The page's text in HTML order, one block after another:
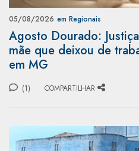
05/08/2026 em Regionais
Agosto Dourado:
mãe que deixou de
em MG
(1) COMPARTILHAR